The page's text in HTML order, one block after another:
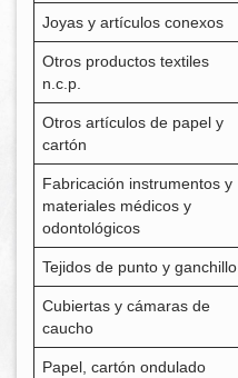
Joyas y artículos conexos
Otros productos textiles
n.c.p.
Otros artículos de papel y
cartón
Fabricación instrumentos y
materiales médicos y
odontológicos
Tejidos de punto y ganchillo
Cubiertas y cámaras de
caucho
Papel, cartón ondulado